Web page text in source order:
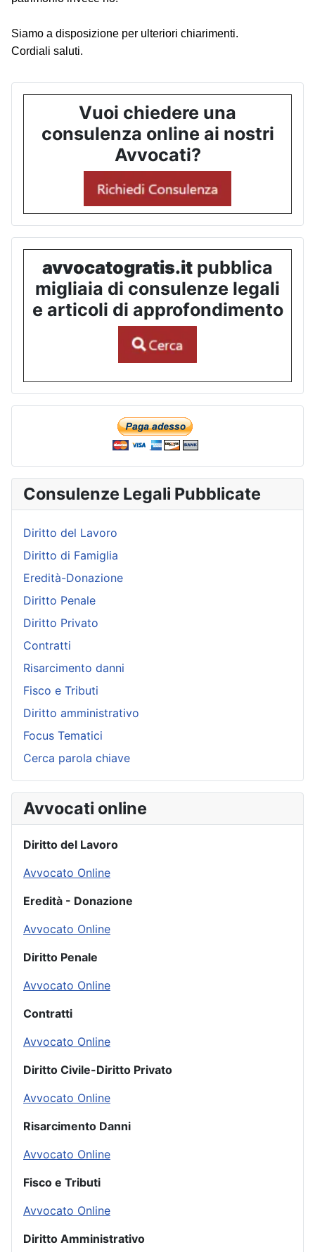
Siamo a disposizione per ulteriori chiarimenti.
Cordiali saluti.
Vuoi chiedere una
consulenza online ai nostri
Avvocati?
avvocatogratis.it pubblica
migliaia di consulenze legali
e articoli di approfondimento
Consulenze Legali Pubblicate
Diritto del Lavoro
Diritto di Famiglia
Eredità-Donazione
Diritto Penale
Diritto Privato
Contratti
Risarcimento danni
Fisco e Tributi
Diritto amministrativo
Focus Tematici
Cerca parola chiave
Avvocati online
Diritto del Lavoro
Avvocato Online
Eredità - Donazione
Avvocato Online
Diritto Penale
Avvocato Online
Contratti
Avvocato Online
Diritto Civile-Diritto Privato
Avvocato Online
Risarcimento Danni
Avvocato Online
Fisco e Tributi
Avvocato Online
Diritto Amministrativo